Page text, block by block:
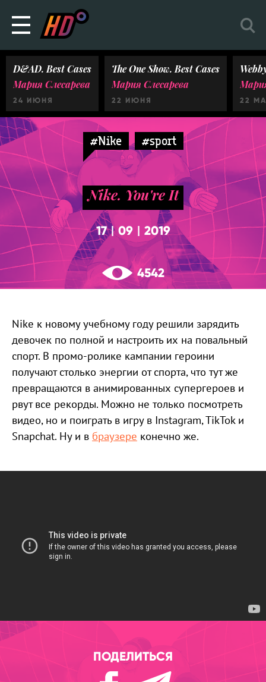
D&AD. Best Cases
Мария Слесарева
24 ИЮНЯ
The One Show. Best Cases
Мария Слесарева
22 ИЮНЯ 22
#Nike #sport
Nike. You're It
17|09 2019
4542
Nike к новому учебному году решили зарядить
девочек по полной и настроить их на повальный
спорт. В промо-ролике кампании героини
получают столько энергии от спорта, что тут же
превращаются в анимированных супергероев и
рвут все рекорды. Можно не только посмотреть
видео, но и поиграть в игру в Instagram, TikTok и
Snapchat. Ну и в браузере конечно же.
ПОДЕЛИТЬСЯ